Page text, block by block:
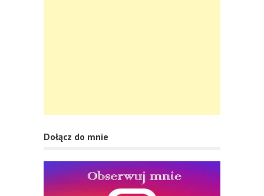
Dołącz do mnie